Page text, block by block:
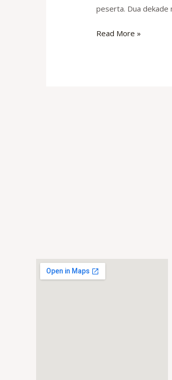
peserta. Dua
Semarak
Read More »